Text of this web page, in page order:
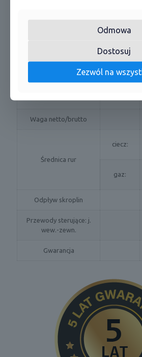
Wymiary netto
Waga netto/brutto
Średnica rur
ciecz:
gaz:
Odpływ skroplin
Przewody sterujące: j.
wew.-zewn.
Gwarancja
Odmowa
Dostosuj
Zezwól na